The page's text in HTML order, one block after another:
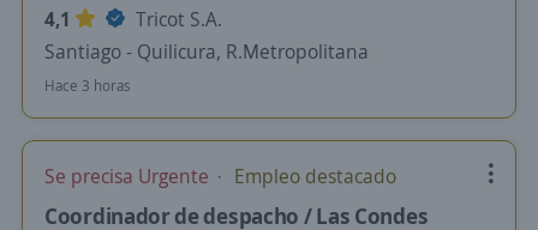
4,1
Tricot S.A.
Santiago - Quilicura, R.Metropolitana
Hace 3 horas
Se precisa Urgente Empleo destacado
Coordinador de despacho / Las Condes